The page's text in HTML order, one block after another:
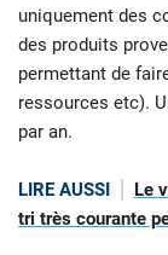
uniquement des
des produits
permettant de
ressources etc).
par an.
LIRE AUSSI
Le
tri très courante